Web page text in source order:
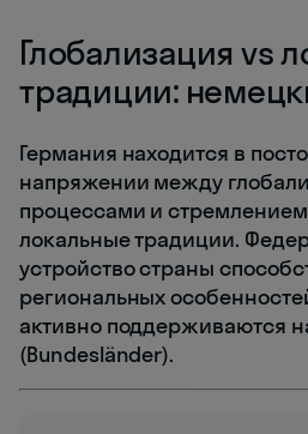
Глобализация vs
традиции:
Германия находится в
напряжении между
процессами и
локальные традиции.
устройство страны
региональных
активно поддерживаются
(Bundesländer).